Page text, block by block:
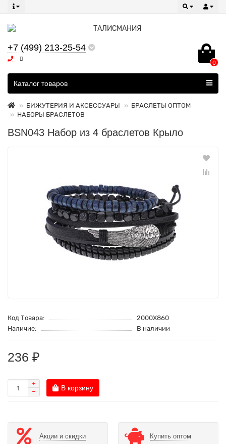
+7 (499) 213-25-54
0
Все категории
Каталог товаров
БИЖУТЕРИЯ И АКСЕССУАРЫ
БРАСЛЕТЫ ОПТОМ
НАБОРЫ БРАСЛЕТОВ
BSN043 Набор из 4 браслетов Крыло
Код Товара:
2000Х860
Наличие:
В наличии
236 ₽
В корзину
Акции и скидки Купить оптом